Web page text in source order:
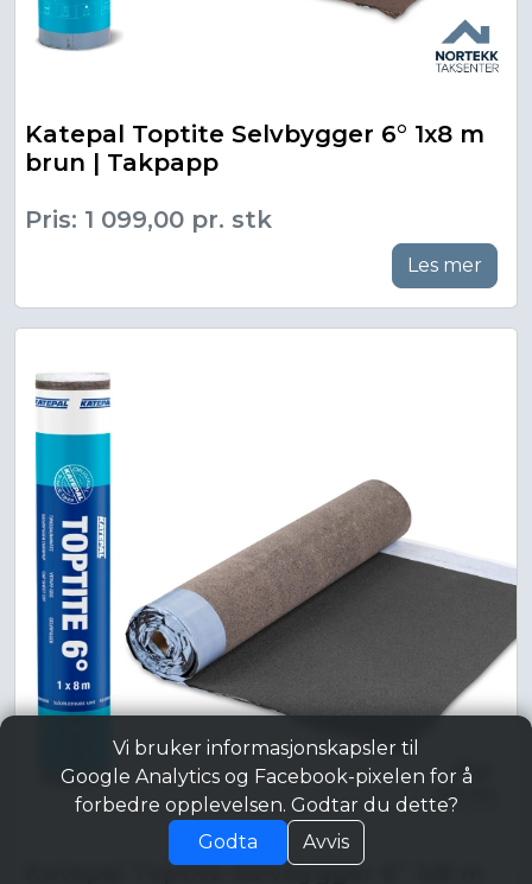
Katepal Toptite Selvbygger 6° 1x8 m
brun | Takpapp
Pris: 1 099,00 pr. stk
Les mer
Katepal Toptite Selvbygger 6° 1x8 m
Vi bruker informasjonskapsler til
Google Analytics og Facebook-pixelen for å
forbedre opplevelsen. Godtar du dette?
Godta
Avvis